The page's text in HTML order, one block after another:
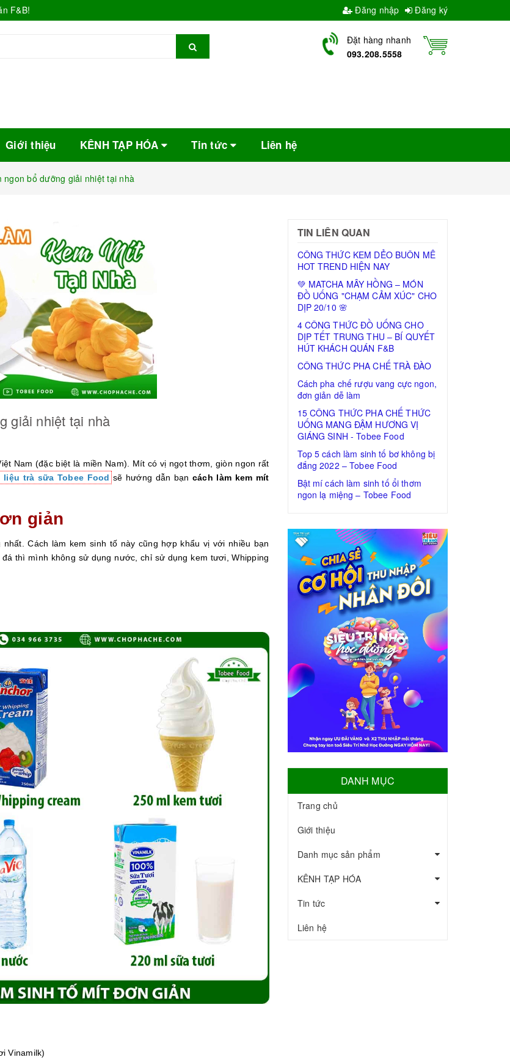
F&B! Đăng nhập Đăng ký
Đặt hàng nhanh
093.208.5558
Giới thiệu KÊNH TẠP HÓA Tin tức Liên hệ
bổ dưỡng giải nhiệt tại nhà
giải nhiệt tại nhà
Nam (đặc biệt là miền Nam). Mít có vị ngọt thơm, giòn ngon rất
liệu trà sữa Tobee Food sẽ hướng dẫn bạn cách làm kem mít
giản
Cách làm kem sinh tố này cũng hợp khẩu vị với nhiều bạn
thì mình không sử dụng nước, chỉ sử dụng kem tươi, Whipping
Vinamilk)
TIN LIÊN QUAN
CÔNG THỨC KEM DẺO BUÔN MÊ
HOT TREND HIỆN NAY
💚 MATCHA MÂY HỒNG – MÓN
ĐỒ UỐNG "CHẠM CẢM XÚC" CHO
DỊP 20/10 🌸
4 CÔNG THỨC ĐỒ UỐNG CHO
DỊP TẾT TRUNG THU – BÍ QUYẾT
HÚT KHÁCH QUÁN F&B
CÔNG THỨC PHA CHẾ TRÀ ĐÀO
Cách pha chế rượu vang cực ngon,
đơn giản dễ làm
15 CÔNG THỨC PHA CHẾ THỨC
UỐNG MANG ĐẬM HƯƠNG VỊ
GIÁNG SINH - Tobee Food
Top 5 cách làm sinh tố bơ không bị
đắng 2022 – Tobee Food
Bật mí cách làm sinh tố ổi thơm
ngon lạ miệng – Tobee Food
DANH MỤC
Trang chủ
Giới thiệu
Danh mục sản phẩm
KÊNH TẠP HÓA
Tin tức
Liên hệ